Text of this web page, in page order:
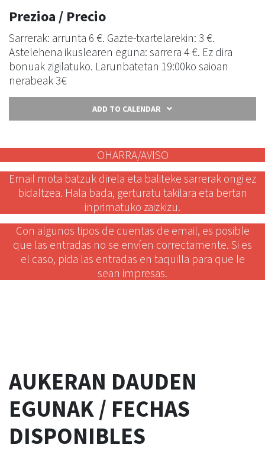
Prezioa / Precio
Sarrerak: arrunta 6 €. Gazte-txartelarekin: 3 €.
Astelehena ikuslearen eguna: sarrera 4 €. Ez dira
bonuak zigilatuko. Larunbatetan 19:00ko saioan
nerabeak 3€
ADD TO CALENDAR
OHARRA/AVISO
Email mota batzuk direla eta baliteke sarrerak ongi ez
bidaltzea. Hala bada, gerturatu takilara eta bertan
inprimatuko zaizkizu.
Con algunos tipos de cuentas de email, es posible
que las entradas no se envíen correctamente. Si es
el caso, pida las entradas en taquilla para que le
sean impresas.
AUKERAN DAUDEN
EGUNAK / FECHAS
DISPONIBLES